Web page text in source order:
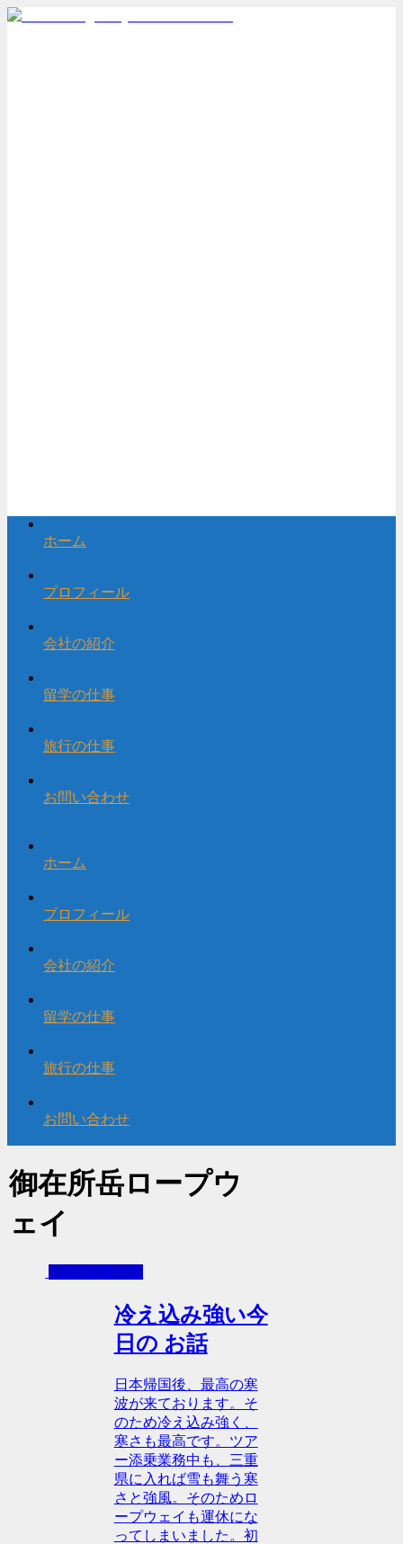
ホーム
プロフィール
会社の紹介
留学の仕事
旅行の仕事
お問い合わせ
ホーム
プロフィール
会社の紹介
留学の仕事
旅行の仕事
お問い合わせ
御在所岳ロープウ
ェイ
- 日本帰国生活
冷え込み強い今
日の お話
日本帰国後、最高の寒
波が来ております。そ
のため冷え込み強く、
寒さも最高です。ツア
ー添乗業務中も、三重
県に入れば雪も舞う寒
さと強風。そのためロ
ープウェイも運休にな
ってしまいました。初